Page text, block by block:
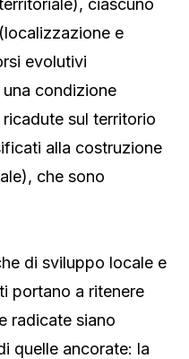
e
evolutivi
una condizione
sul territorio
alla costruzione
che sono
di sviluppo locale e
portano a ritenere
radicate siano
quelle ancorate: la